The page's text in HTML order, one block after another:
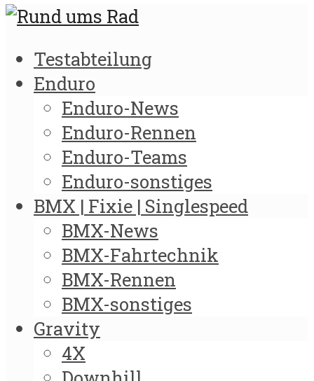
Testabteilung
Enduro
Enduro-News
Enduro-Rennen
Enduro-Teams
Enduro-sonstiges
BMX | Fixie | Singlespeed
BMX-News
BMX-Fahrtechnik
BMX-Rennen
BMX-sonstiges
Gravity
4X